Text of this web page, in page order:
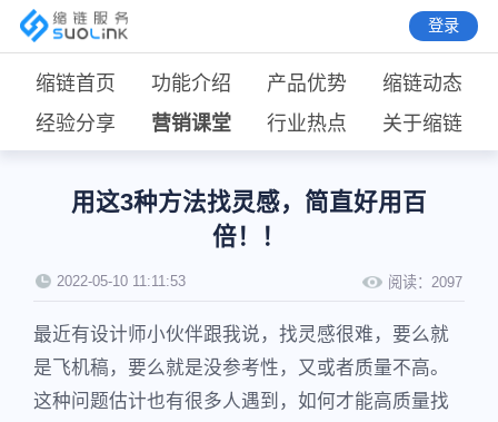
登录
缩链首页 功能介绍 产品优势
缩链动态
经验分享
营销课堂 行业热点 关于缩链
用这3种方法找灵感，简直好用百
倍！！
2022-05-10 11:11:53 阅读： 2097
最近有设计师小伙伴跟我说，找灵感很难，要么就
是飞机稿，要么就是没参考性，又或者质量不高。
这种问题估计也有很多人遇到，如何才能高质量找